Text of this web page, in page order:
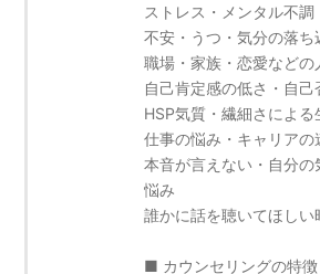
ストレス・メンタル不調
不安・うつ・気分の落ち
職場・家族・恋愛などの
自己肯定感の低さ・自己
HSP気質・繊細さによる
仕事の悩み・キャリアの
本音が言えない・自分
悩み
誰かに話を聴いてほしい
■ カウンセリングの特徴